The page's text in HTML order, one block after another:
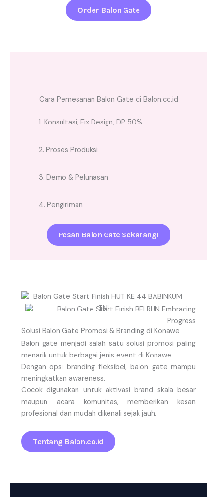
Order Balon Gate
Cara Pemesanan Balon Gate di Balon.co.id
1. Konsultasi, Fix Design, DP 50%
2. Proses Produksi
3. Demo & Pelunasan
4. Pengiriman
Pesan Balon Gate Sekarang!
Solusi Balon Gate Promosi & Branding di Konawe
Balon gate menjadi salah satu solusi promosi paling
menarik untuk berbagai jenis event di Konawe.
Dengan opsi branding fleksibel, balon gate mampu
meningkatkan awareness.
Cocok digunakan untuk aktivasi brand skala besar
maupun acara komunitas, memberikan kesan
profesional dan mudah dikenali sejak jauh.
Tentang Balon.co.id